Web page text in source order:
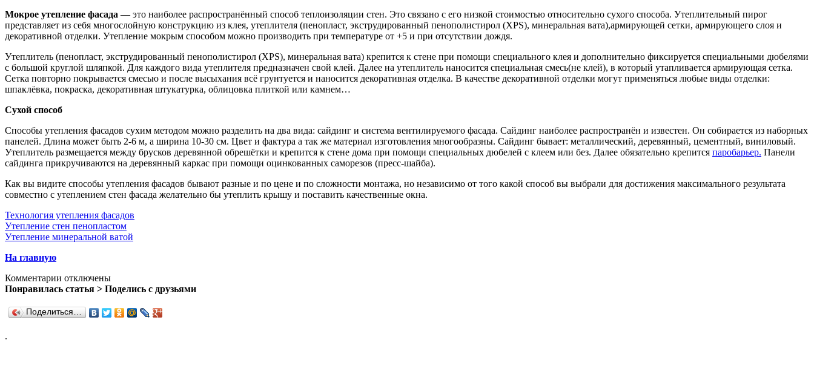
Мокрое утепление фасада — это наиболее распространённый способ теплоизоляции стен. Это связано с его низкой стоимостью относительно сухого способа. Утеплительный пирог
представляет из себя многослойную конструкцию из клея, утеплителя (пенопласт, экструдированный пенополистирол (XPS), минеральная вата),армирующей сетки, армирующего слоя и
декоративной отделки. Утепление мокрым способом можно производить при температуре от +5 и при отсутствии дождя.
Утеплитель (пенопласт, экструдированный пенополистирол (XPS), минеральная вата) крепится к стене при помощи специального клея и дополнительно фиксируется специальными дюбелями
с большой круглой шляпкой. Для каждого вида утеплителя предназначен свой клей. Далее на утеплитель наносится специальная смесь(не клей), в который утапливается армирующая сетка.
Сетка повторно покрывается смесью и после высыхания всё грунтуется и наносится декоративная отделка. В качестве декоративной отделки могут применяться любые виды отделки:
шпаклёвка, покраска, декоративная штукатурка, облицовка плиткой или камнем…
Сухой способ
Способы утепления фасадов сухим методом можно разделить на два вида: сайдинг и система вентилируемого фасада. Сайдинг наиболее распространён и известен. Он собирается из наборных
панелей. Длина может быть 2-6 м, а ширина 10-30 см. Цвет и фактура а так же материал изготовления многообразны. Сайдинг бывает: металлический, деревянный, цементный, виниловый.
Утеплитель размещается между брусков деревянной обрешётки и крепится к стене дома при помощи специальных дюбелей с клеем или без. Далее обязательно крепится паробарьер. Панели
сайдинга прикручиваются на деревянный каркас при помощи оцинкованных саморезов (пресс-шайба).
Как вы видите способы утепления фасадов бывают разные и по цене и по сложности монтажа, но независимо от того какой способ вы выбрали для достижения максимального результата
совместно с утеплением стен фасада желательно бы утеплить крышу и поставить качественные окна.
Технология утепления фасадов
Утепление стен пенопластом
Утепление минеральной ватой
На главную
Комментарии отключены
Понравилась статья > Поделись с друзьями
Поделиться…
.